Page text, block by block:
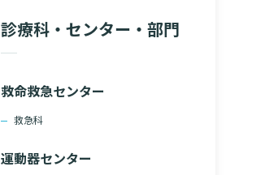
よくあるご質問
ご寄付のお願い
診療科・センター・部門
救命救急センター
救急科
運動器センター